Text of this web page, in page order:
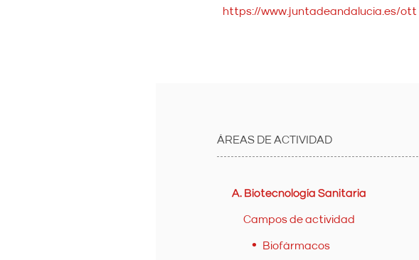
https://www.juntadeandalucia.es/ott
ÁREAS DE ACTIVIDAD
A. Biotecnología Sanitaria
Campos de actividad
Biofármacos